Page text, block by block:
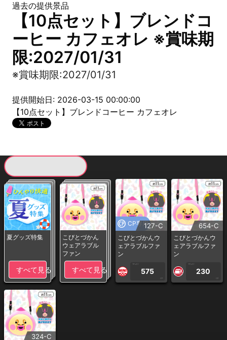
過去の提供景品
【10点セット】ブレンドコ
ーヒー カフェオレ ※賞味期
限:2027/01/31
※賞味期限:2027/01/31
提供開始日: 2026-03-15 00:00:00
【10点セット】ブレンドコーヒー カフェオレ
夏グッズ特集
すべて見る
こびとづかん
ウェアラブル
ファン
すべて見る
CP専用127-C
こびとづかんウ
ェアラブルファ
ン
1PLAY
575
CP
654-C
こびとづかんウ
ェアラブルファ
ン
1PLAY
230
CP
324-C